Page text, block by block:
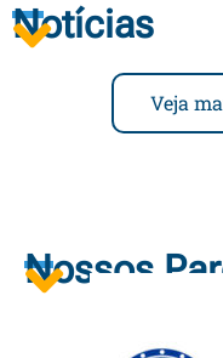
Notícias
Veja
Nossos